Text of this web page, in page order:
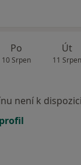
Po
10 Srpen
Út
11 Srpen
není k dispozici